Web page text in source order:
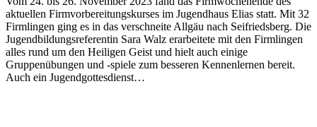
aktuellen Firmvorbereitungskurses im Jugendhaus Elias statt. Mit 32
Firmlingen ging es in das verschneite Allgäu nach Seifriedsberg. Die
Jugendbildungsreferentin Sara Walz erarbeitete mit den Firmlingen
alles rund um den Heiligen Geist und hielt auch einige
Gruppenübungen und -spiele zum besseren Kennenlernen bereit.
Auch ein Jugendgottesdienst…